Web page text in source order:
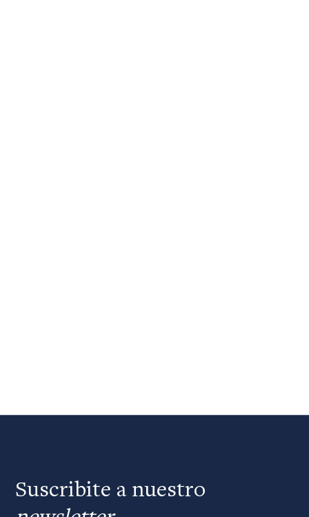
Suscribite a nuestro